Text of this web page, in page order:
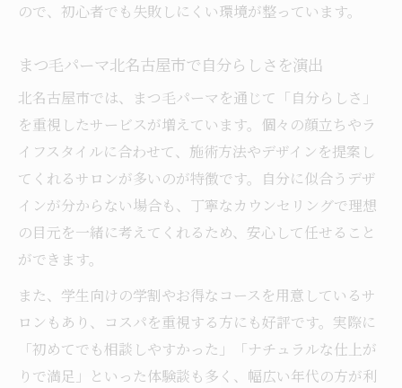
コスパと仕上がり両立するまつ毛パーマ選び方
コスパ重視派のまつ毛パーマ選びのポイン
ト
まつ毛パーマ名古屋の相場と選び方のコツ
まつ毛パーマ北名古屋市のコスパ比較術
まつ毛パーマ口コミ比較で理想の目元へ近づく
まつ毛パーマ口コミランキング徹底チェッ
まつ毛パーマで迷ったら口コミ比較が重要
北名古屋市で人気のまつ毛パーマ口コミ選
ので、初心者でも失敗しにくい環境が整っています。
まつ毛パーマ北名古屋市で自分らしさを演出
北名古屋市では、まつ毛パーマを通じて「自分らしさ」
を重視したサービスが増えています。個々の顔立ちやラ
イフスタイルに合わせて、施術方法やデザインを提案し
てくれるサロンが多いのが特徴です。自分に似合うデザ
インが分からない場合も、丁寧なカウンセリングで理想
の目元を一緒に考えてくれるため、安心して任せること
ができます。
また、学生向けの学割やお得なコースを用意しているサ
ロンもあり、コスパを重視する方にも好評です。実際に
「初めてでも相談しやすかった」「ナチュラルな仕上が
りで満足」といった体験談も多く、幅広い年代の方が利